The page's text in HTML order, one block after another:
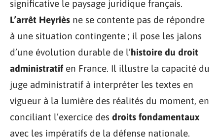
significative le paysage juridique français.
L’arrêt Heyriès ne se contente pas de répondre
à une situation contingente ; il pose les jalons
d’une évolution durable de l’histoire du droit
administratifen France. Il illustre la capacité du
juge administratif à interpréter les textes en
vigueur à la lumière des réalités du moment, en
conciliant l’exercice des droits fondamentaux
avec les impératifs de la défense nationale.